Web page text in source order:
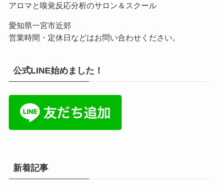
アロマと嗅覚反応分析のサロン＆スクール
愛知県一宮市近郊
営業時間・定休日などはお問い合わせください。
公式LINE始めました！
新着記事